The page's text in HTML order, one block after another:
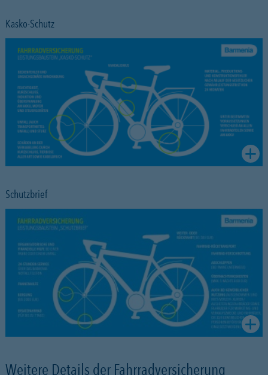
Kasko-Schutz
Schutzbrief
Weitere Details der Fahrradversicherung